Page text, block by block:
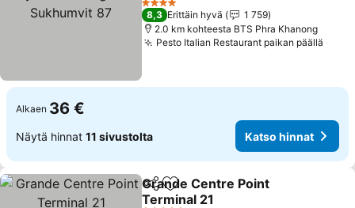
4 Tähtiluokitus
8,3 Erittäin hyvä
1 759
2.0 km kohteesta BTS Phra Khanong
Pesto Italian Restaurant paikan päällä
Alkaen 36 €
Näytä hinnat 11 sivustolta Katso hinnat
Jaa Lisää suosikkeihin
Grande Centre Point
Terminal 21